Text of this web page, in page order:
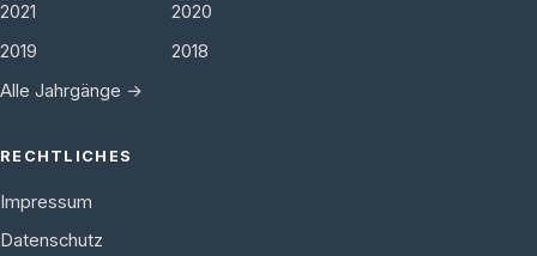
2021
2020
2019
2018
Alle Jahrgänge →
RECHTLICHES
Impressum
Datenschutz